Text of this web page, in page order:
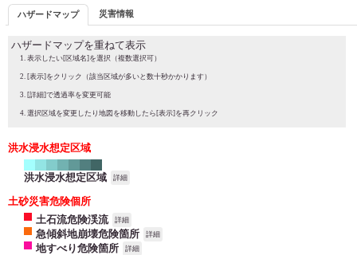
ハザードマップ 災害情報
ハザードマップを重ねて表示
表示したい[区域名]を選択（複数選択可）
[表示]をクリック（該当区域が多いと数十秒かかります）
[詳細]で透過率を変更可能
選択区域を変更したり地図を移動したら[表示]を再クリック
洪水浸水想定区域
洪水浸水想定区域 詳細
土砂災害危険個所
土石流危険渓流
詳細
急傾斜地崩壊危険箇所 詳細
地すべり危険箇所 詳細